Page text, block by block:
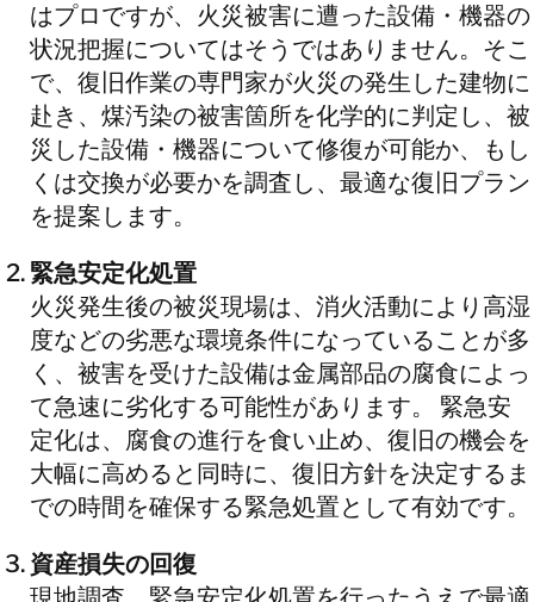
はプロですが、火災被害に遭った設備・機器の
状況把握についてはそうではありません。そこ
で、復旧作業の専門家が火災の発生した建物に
赴き、煤汚染の被害箇所を化学的に判定し、被
災した設備・機器について修復が可能か、もし
くは交換が必要かを調査し、最適な復旧プラン
を提案します。
緊急安定化処置
火災発生後の被災現場は、消火活動により高湿
度などの劣悪な環境条件になっていることが多
く、被害を受けた設備は金属部品の腐食によっ
て急速に劣化する可能性があります。 緊急安
定化は、腐食の進行を食い止め、復旧の機会を
大幅に高めると同時に、復旧方針を決定するま
での時間を確保する緊急処置として有効です。
資産損失の回復